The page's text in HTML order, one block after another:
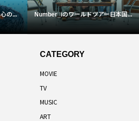
の... Number_iのワールドツアー日本国...
CATEGORY
MOVIE
TV
MUSIC
ART